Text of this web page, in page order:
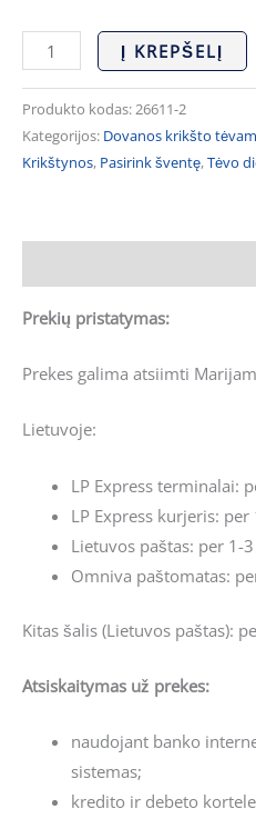
Į KREPŠELĮ
Produkto kodas:26611-2
Kategorijos: Dovanos krikšto
Krikštynos, Pasirink šventę,Tėvo
Prekių pristatymas:
Prekes galima atsiimti
Lietuvoje:
LP Express terminalai:
LP Express kurjeris: per
Lietuvos paštas: per 1-
Omniva paštomatas:
Kitas šalis (Lietuvos paštas):
Atsiskaitymas už prekes:
naudojant banko
sistemas;
kredito ir debeto